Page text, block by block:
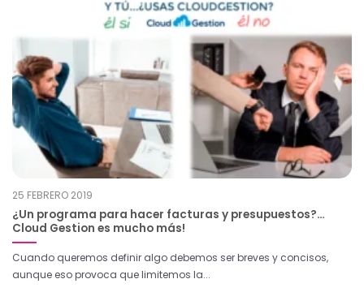
25 FEBRERO 2019
¿Un programa para hacer facturas y presupuestos?…
Cloud Gestion es mucho más!
Cuando queremos definir algo debemos ser breves y concisos,
aunque eso provoca que limitemos la...